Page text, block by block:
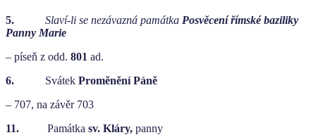
5. Slaví-li se nezávazná památka Posvěcení římské baziliky
Panny Marie
– píseň z odd. 801 ad.
6. Svátek Proměnění Páně
– 707, na závěr 703
11. Památka sv. Kláry, panny